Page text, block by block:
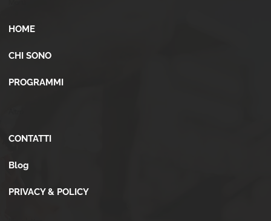
HOME
CHI SONO
PROGRAMMI
CONTATTI
Blog
PRIVACY & POLICY